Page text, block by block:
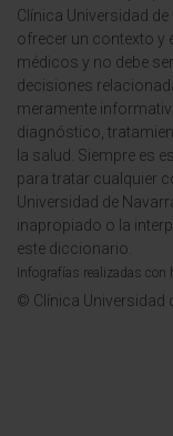
Clínica Universidad
ofrecer un contexto y
médicos y no debe
decisiones
meramente
diagnóstico,
la salud. Siempre es
para tratar cualquier
Universidad de
inapropiado o la
este diccionario.
Infografías realizadas
© Clínica Universidad